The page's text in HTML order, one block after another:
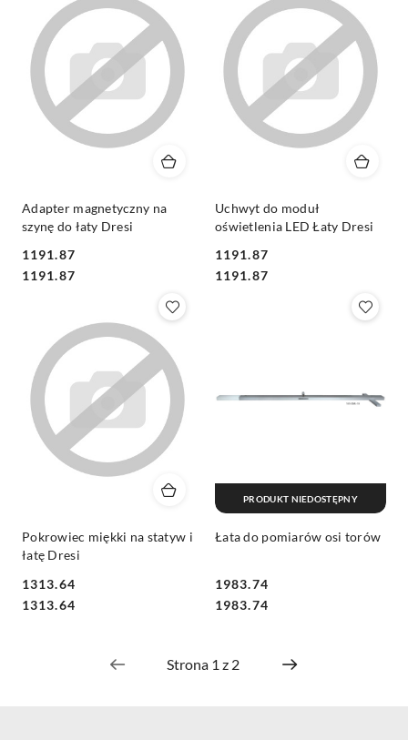
Adapter magnetyczny na
szynę do łaty Dresi
Cena:
1191.87
Cena:
1191.87
Uchwyt do moduł
oświetlenia LED Łaty Dresi
Cena:
1191.87
Cena:
1191.87
Pokrowiec miękki na statyw i
łatę Dresi
Cena:
1313.64
Cena:
1313.64
Łata do pomiarów osi torów
Cena:
1983.74
Cena:
1983.74
PRODUKT NIEDOSTĘPNY